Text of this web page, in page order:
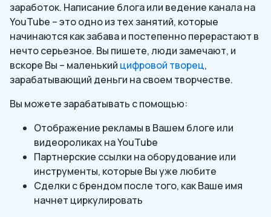
заработок. Написание блога или ведение канала на
YouTube – это одно из тех занятий, которые
начинаются как забава и постепенно перерастают в
нечто серьезное. Вы пишете, люди замечают, и
вскоре Вы – маленький цифровой творец,
зарабатывающий деньги на своем творчестве.
Вы можете зарабатывать с помощью:
Отображение рекламы в Вашем блоге или
видеороликах на YouTube
Партнерские ссылки на оборудование или
инструменты, которые Вы уже любите
Сделки с брендом после того, как Ваше имя
начнет циркулировать